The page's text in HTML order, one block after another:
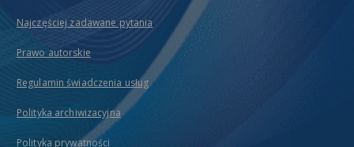
Najczęściej zadawane pytania
Prawo autorskie
Regulamin świadczenia usług
Polityka archiwizacyjna
Polityka prywatności